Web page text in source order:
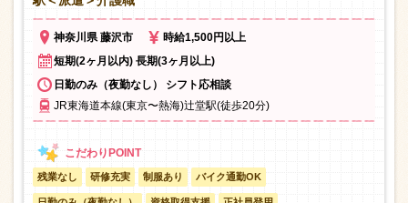
神奈川県 藤沢市
時給1,500円以上
短期(2ヶ月以内) 長期(3ヶ月以上)
日勤のみ（夜勤なし） シフト応相談
JR東海道本線(東京〜熱海)辻堂駅(徒歩20分)
残業なし 研修充実 制服あり バイク通勤OK